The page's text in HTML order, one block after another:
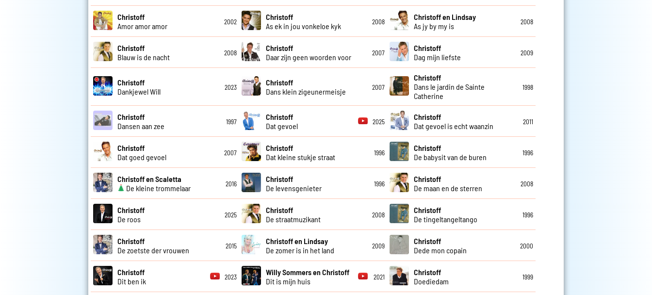
Christoff
Amor amor amor
2002
Christoff
As ek in jou vonkeloe kyk
2008
Christoff en Lindsay
As jy by my is
2008
Christoff
Blauw is de nacht
2008
Christoff
Daar zijn geen woorden voor
2007
Christoff
Dag mijn liefste
2009
Christoff
Dankjewel Will
2023
Christoff
Dans klein zigeunermeisje
2007
Christoff
Dans le jardin de Sainte
Catherine
1998
Christoff
Dansen aan zee
1997
Christoff
Dat gevoel
2025
Christoff
Dat gevoel is echt waanzin
2011
Christoff
Dat goed gevoel
2007
Christoff
Dat kleine stukje straat
1996
Christoff
De babysit van de buren
1996
Christoff en Scaletta
De kleine trommelaar
2016
Christoff
De levensgenieter
1996
Christoff
De maan en de sterren
2008
Christoff
De roos
2025
Christoff
De straatmuzikant
2008
Christoff
De tingeltangeltango
1996
Christoff
De zoetste der vrouwen
2015
Christoff en Lindsay
De zomer is in het land
2009
Christoff
Dede mon copain
2000
Christoff
Dit ben ik
2023
Willy Sommers en Christoff
Dit is mijn huis
2021
Christoff
Doediedam
1999